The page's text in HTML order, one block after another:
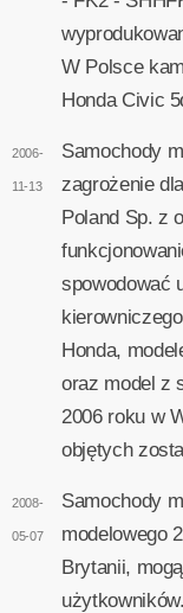
W Polsce
Honda Civic
2006-
11-13
Samochody
zagrożenie
Poland Sp. z
spowodować
Honda,
oraz model z
2006 roku w
objętych
2008-
05-07
Samochody
modelowego
Brytanii,